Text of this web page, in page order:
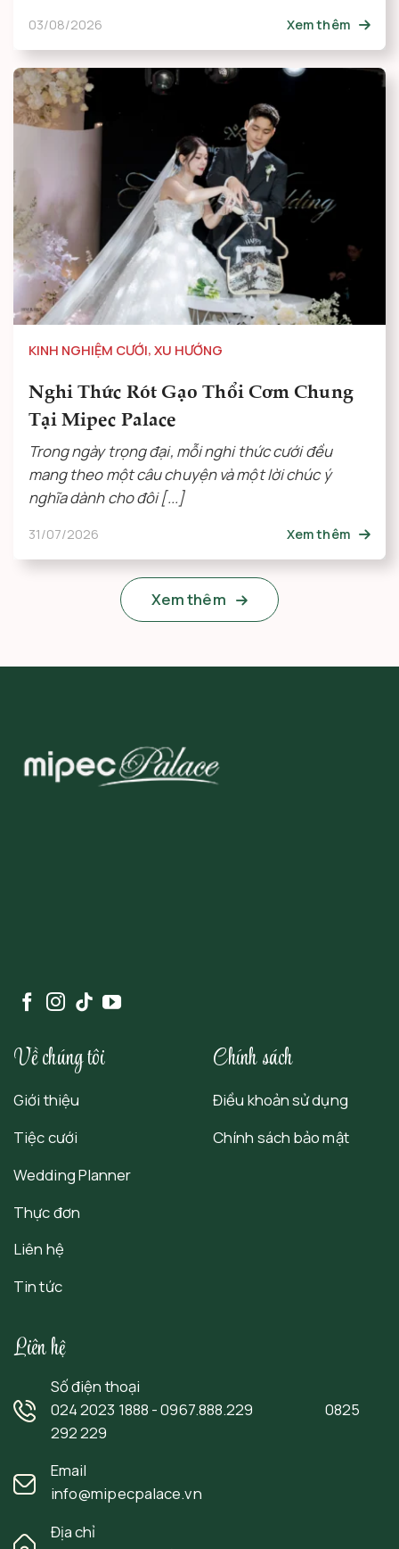
03/08/2026 Xem thêm
KINH NGHIỆM CƯỚI, XU HƯỚNG
Nghi Thức Rót Gạo Thổi Cơm Chung
Tại Mipec Palace
Trong ngày trọng đại, mỗi nghi thức cưới đều
mang theo một câu chuyện và một lời chúc ý
nghĩa dành cho đôi [...]
31/07/2026 Xem thêm
Xem thêm
Về chúng tôi
Giới thiệu
Tiệc cưới
Wedding Planner
Thực đơn
Liên hệ
Tin tức
Chính sách
Điều khoản sử dụng
Chính sách bảo mật
Liên hệ
Số điện thoại
024 2023 1888 - 0967.888.229 0825
292 229
Email
info@mipecpalace.vn
Địa chỉ